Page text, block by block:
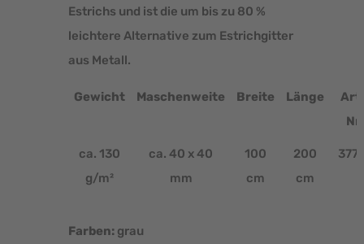
Estrichs und ist die um bis zu 80 %
leichtere Alternative zum Estrichgitter
aus Metall.
Gewicht Maschenweite Breite Länge
Nr.
ca. 130
g/m²
ca. 40 x 40
mm
100
cm
200
cm
Farben: grau